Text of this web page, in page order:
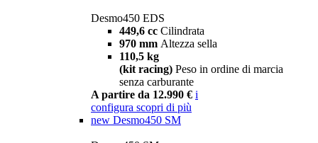
Desmo450 EDS
449,6 cc Cilindrata
970 mm Altezza sella
110,5 kg
(kit racing) Peso in ordine di marcia
senza carburante
A partire da 12.990 € i
configura scopri di più
new Desmo450 SM